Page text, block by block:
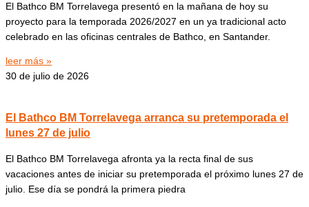
El Bathco BM Torrelavega presentó en la mañana de hoy su
proyecto para la temporada 2026/2027 en un ya tradicional acto
celebrado en las oficinas centrales de Bathco, en Santander.
leer más »
30 de julio de 2026
El Bathco BM Torrelavega arranca su pretemporada el
lunes 27 de julio
El Bathco BM Torrelavega afronta ya la recta final de sus
vacaciones antes de iniciar su pretemporada el próximo lunes 27 de
julio. Ese día se pondrá la primera piedra